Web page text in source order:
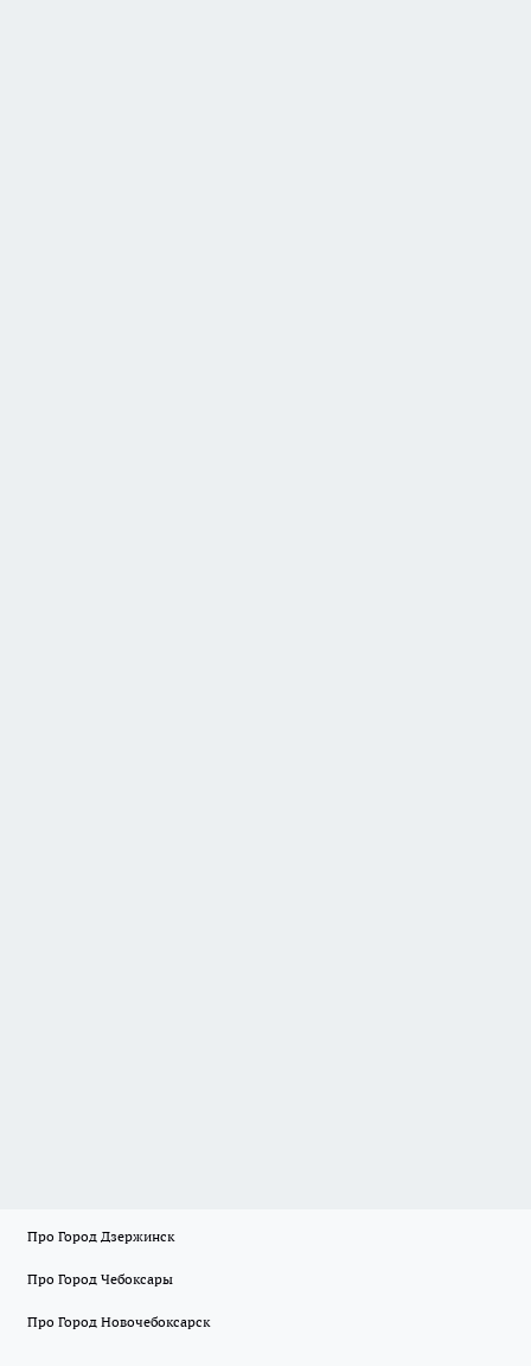
Про Город Дзержинск
Про Город Чебоксары
Про Город Новочебоксарск